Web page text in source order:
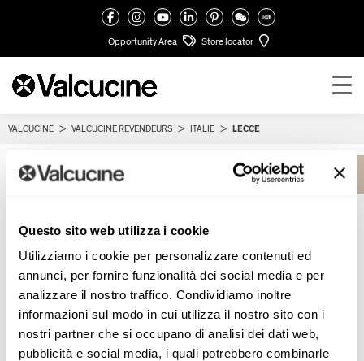
Questo sito web utilizza i cookie
Utilizziamo i cookie per personalizzare contenuti ed
annunci, per fornire funzionalità dei social media e per
analizzare il nostro traffico. Condividiamo inoltre
informazioni sul modo in cui utilizza il nostro sito con i
nostri partner che si occupano di analisi dei dati web,
pubblicità e social media, i quali potrebbero combinarle
Opportunity Area Store locator
VALCUCINE > VALCUCINE REVENDEURS > ITALIE > LECCE
Valcucine Revendeurs Lecce
REPRÉSENTANT COMMERCIAL LECCE